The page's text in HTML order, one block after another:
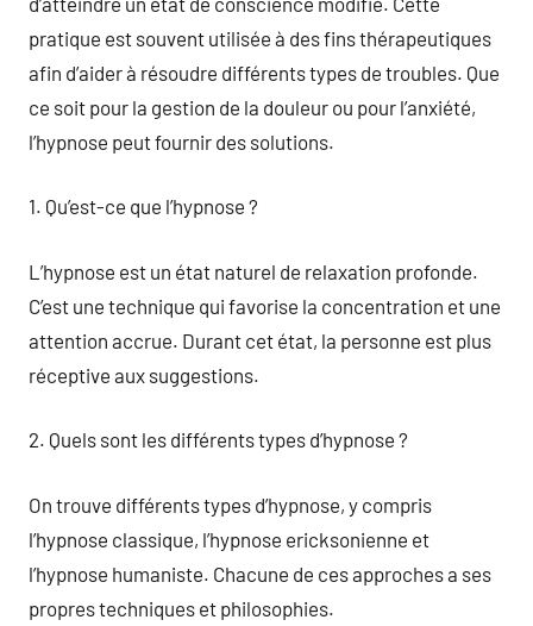
pratique est souvent utilisée à des fins thérapeutiques
afin d’aider à résoudre différents types de troubles. Que
ce soit pour la gestion de la douleur ou pour l’anxiété,
l’hypnose peut fournir des solutions.
1. Qu’est-ce que l’hypnose ?
L’hypnose est un état naturel de relaxation profonde.
C’est une technique qui favorise la concentration et une
attention accrue. Durant cet état, la personne est plus
réceptive aux suggestions.
2. Quels sont les différents types d’hypnose ?
On trouve différents types d’hypnose, y compris
l’hypnose classique, l’hypnose ericksonienne et
l’hypnose humaniste. Chacune de ces approches a ses
propres techniques et philosophies.